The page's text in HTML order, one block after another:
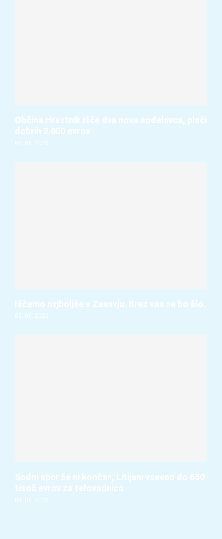
Občina Hrastnik išče dva nova sodelavca, plači
dobrih 2.000 evrov
05. 08. 2026
Iščemo najboljše v Zasavju. Brez vas ne bo šlo.
05. 08. 2026
Sodni spor še ni končan, Litijani vseeno do 650
tisoč evrov za telovadnico
05. 08. 2026